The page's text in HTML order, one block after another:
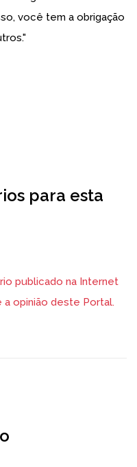
você tem a obrigação
para esta
publicado na Internet
opinião deste Portal.